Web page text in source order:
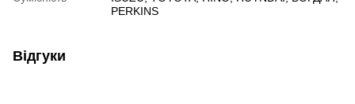
PERKINS
Відгуки